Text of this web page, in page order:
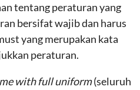
tentang peraturan yang
bersifat wajib dan harus
yang merupakan kata
peraturan.
with full uniform(seluruh